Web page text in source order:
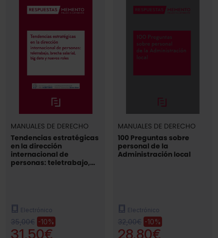
MANUALES DE DERECHO
Tendencias estratégicas
en la dirección
internacional de
personas: teletrabajo,
Electrónico
35,00€ -10%
31,50€
MANUALES DE DERECHO
100 Preguntas sobre
personal de la
Administración local
Electrónico
32,00€ -10%
28,80€